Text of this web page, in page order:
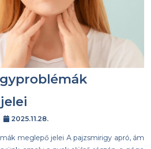
2025.11.28.
meglepő jelei A pajzsmirigy apró, ám